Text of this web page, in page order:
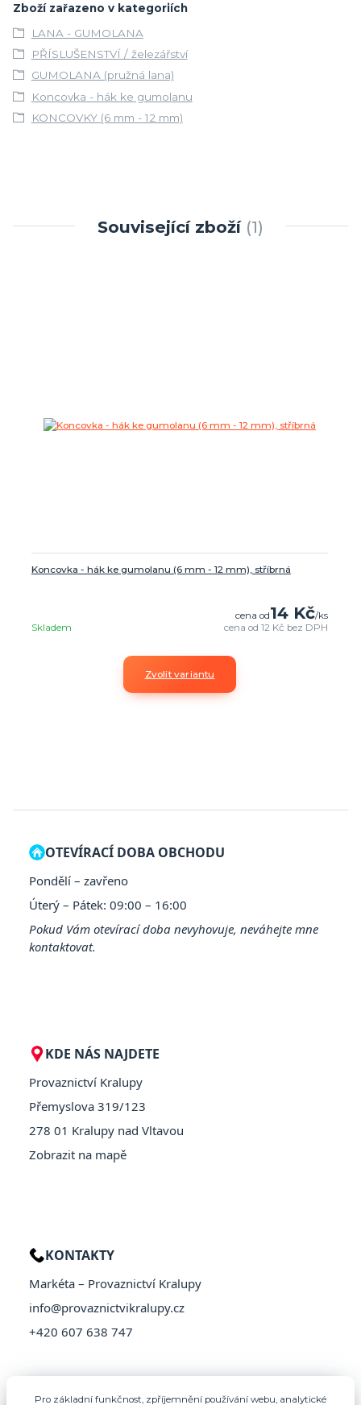
Zboží zařazeno v kategoriích
LANA - GUMOLANA
PŘÍSLUŠENSTVÍ / železářství
GUMOLANA (pružná lana)
Koncovka - hák ke gumolanu
KONCOVKY (6 mm - 12 mm)
Související zboží 1
Koncovka - hák ke gumolanu (6 mm - 12 mm), stříbrná
cena od14 Kč/ks
cena od12 Kč bez DPH
Skladem
Zvolit variantu
OTEVÍRACÍ DOBA OBCHODU
Pondělí – zavřeno
Úterý – Pátek: 09:00 – 16:00
Pokud Vám otevírací doba nevyhovuje, neváhejte mne
kontaktovat.
KDE NÁS NAJDETE
Provaznictví Kralupy
Přemyslova 319/123
278 01 Kralupy nad Vltavou
Zobrazit na mapě
KONTAKTY
Markéta – Provaznictví Kralupy
info@provaznictvikralupy.cz
+420 607 638 747
Pro základní funkčnost, zpříjemnění používání webu, analytické